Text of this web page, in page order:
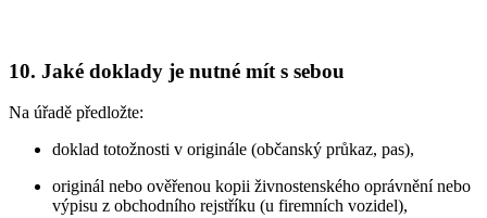
10. Jaké doklady je nutné mít s sebou
Na úřadě předložte:
doklad totožnosti v originále (občanský průkaz, pas),
originál nebo ověřenou kopii živnostenského oprávnění nebo
výpisu z obchodního rejstříku (u firemních vozidel),